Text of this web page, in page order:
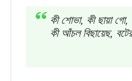
কী শোভা, কী ছায়া
কী আঁচল বিছায়েছ,